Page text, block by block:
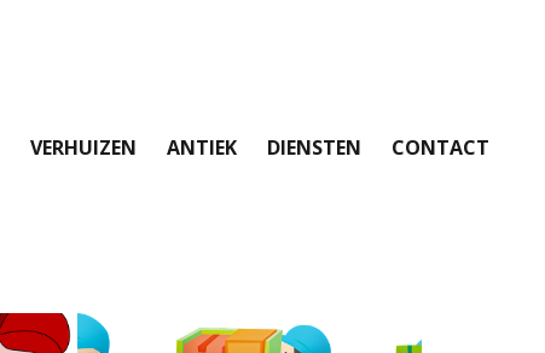
VERHUIZEN ANTIEK DIENSTEN CONTACT